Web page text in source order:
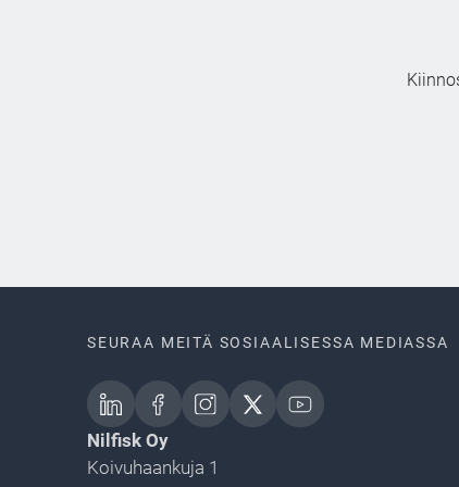
SEURAA MEITÄ SOSIAALISESSA MEDIASSA
Nilfisk Oy
Koivuhaankuja 1